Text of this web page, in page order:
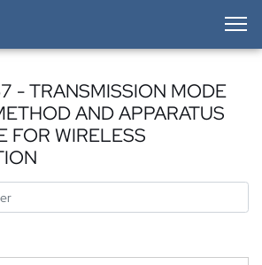
- TRANSMISSION MODE
AND APPARATUS
FOR WIRELESS